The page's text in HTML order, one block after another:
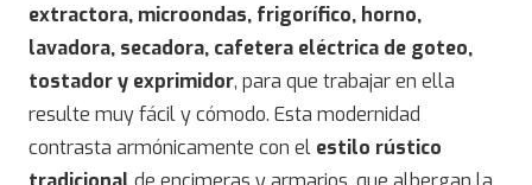
extractora, microondas, frigorífico, horno,
lavadora, secadora, cafetera eléctrica de goteo,
tostador y exprimidor, para que trabajar en ella
resulte muy fácil y cómodo. Esta modernidad
contrasta armónicamente con el estilo rústico